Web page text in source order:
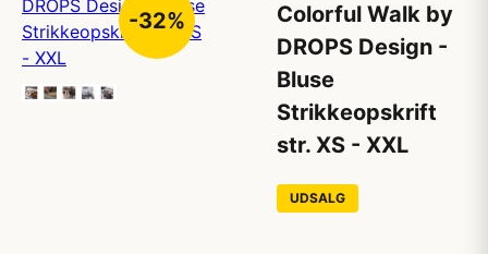
-32%
Colorful Walk by
DROPS Design -
Bluse
Strikkeopskrift
str. XS - XXL
UDSALG